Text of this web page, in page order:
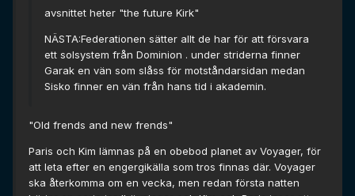
avsnittet heter "the future Kirk"
NÄSTA:Federationen sätter allt de har för att försvara
ett solsystem från Dominion . under striderna finner
Garak en vän som slåss för motståndarsidan medan
Sisko finner en vän från hans tid i akademin.
"Old frends and new frends"
Paris och Kim lämnas på en obebod planet av Voyager, för
att leta efter en engergikälla som tros finnas där. Voyager
ska återkomma om en vecka, men redan första natten